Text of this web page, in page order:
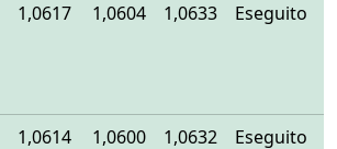
1,0617 1,0604 1,0633 Eseguito
1,0614 1,0600 1,0632 Eseguito